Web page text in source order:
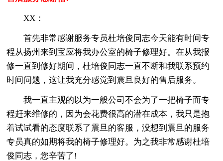
XX：
首先非常感谢服务专员杜培俊同志今天能有时间专
程从扬州来到宝应将我办公室的椅子修理好。在从我报
修一直到修好期间，杜培俊同志一直不断和我联系预约
时间问题，这让我充分感觉到震旦良好的售后服务。
我一直主观的以为一般公司不会为了一把椅子而专
程赶来维修的，因为会花费很高的潜在成本，我只是抱
着试试看的态度联系了震旦的客服，没想到震旦的服务
专员真的如期将我的椅子修理好。为之我非常感谢杜培
俊同志，您辛苦了!